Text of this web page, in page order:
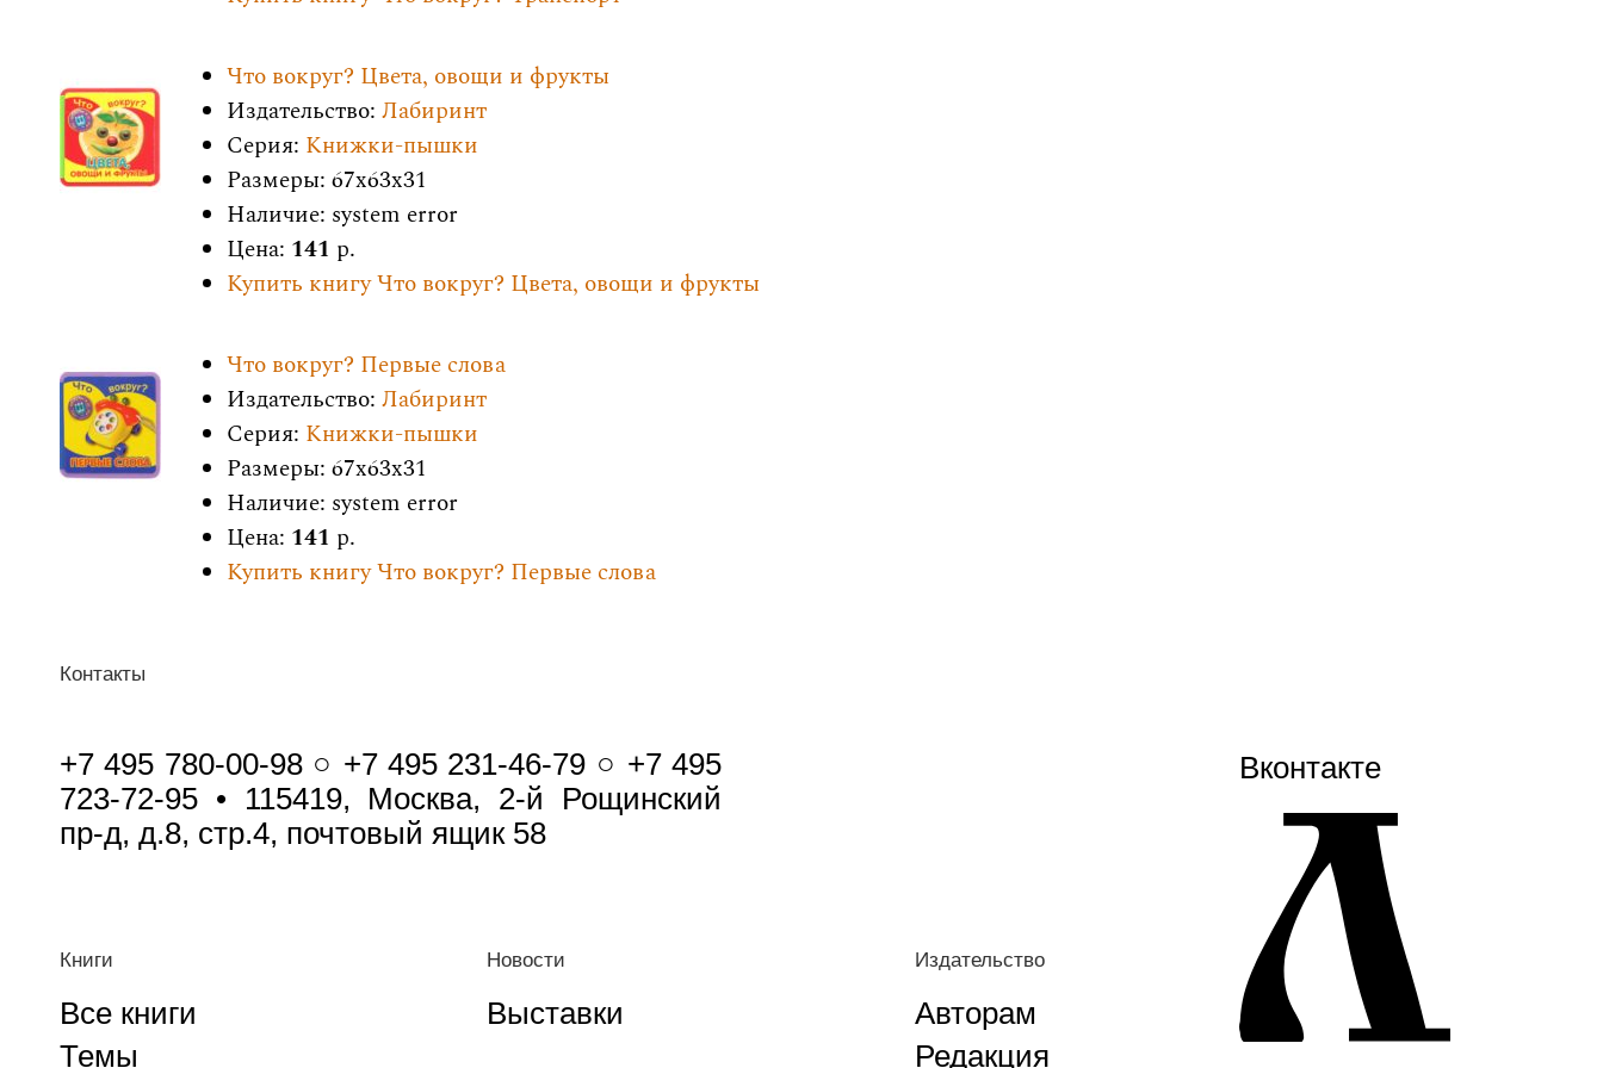
Что вокруг? Цвета, овощи и фрукты
Издательство: Лабиринт
Серия: Книжки-пышки
Размеры: 67x63x31
Наличие: system error
Цена: 141 р.
Купить книгу Что вокруг? Цвета, овощи и фрукты
Что вокруг? Первые слова
Издательство: Лабиринт
Серия: Книжки-пышки
Размеры: 67x63x31
Наличие: system error
Цена: 141 р.
Купить книгу Что вокруг? Первые слова
Контакты
+7 495 780-00-98 ○ +7 495 231-46-79 ○ +7 495
723-72-95 • 115419, Москва, 2-й Рощинский
пр-д, д.8, стр.4, почтовый ящик 58
Книги
Все книги
Темы
Новости
Выставки
Издательство
Авторам
Редакция
Вконтакте